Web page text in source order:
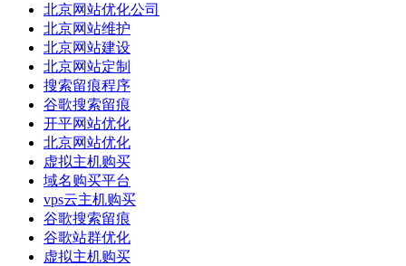
北京网站优化公司
北京网站维护
北京网站建设
北京网站定制
搜索留痕程序
谷歌搜索留痕
开平网站优化
北京网站优化
虚拟主机购买
域名购买平台
vps云主机购买
谷歌搜索留痕
谷歌站群优化
虚拟主机购买